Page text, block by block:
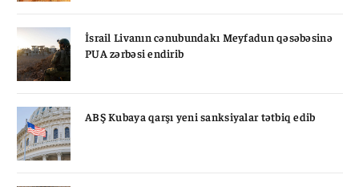
İsrail Livanın cənubundakı Meyfadun qəsəbəsinə
PUA zərbəsi endirib
ABŞ Kubaya qarşı yeni sanksiyalar tətbiq edib